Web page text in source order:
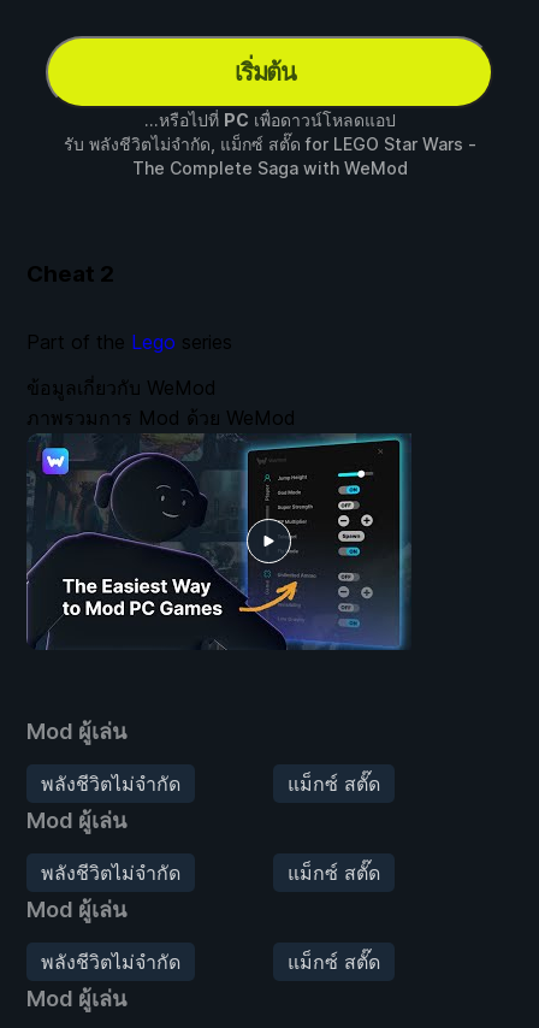
เริ่มต้น
...หรือไปที่ PC เพื่อดาวน์โหลดแอป
รับ พลังชีวิตไม่จำกัด, แม็กซ์ สตั๊ด for LEGO Star Wars -
The Complete Sagawith WeMod
Cheat 2
Mod ผู้เล่น
พลังชีวิตไม่จำกัด แม็กซ์ สตั๊ด
Mod ผู้เล่น
พลังชีวิตไม่จำกัด แม็กซ์ สตั๊ด
Mod ผู้เล่น
พลังชีวิตไม่จำกัด แม็กซ์ สตั๊ด
Mod ผู้เล่น
ข้อมูลเกี่ยวกับ WeMod
ภาพรวมการ Mod ด้วย WeMod
Part of the Lego series